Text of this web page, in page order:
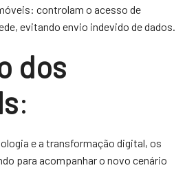
controlam o acesso de
evitando envio indevido de dados.
dos
:
e a transformação digital, os
para acompanhar o novo cenário